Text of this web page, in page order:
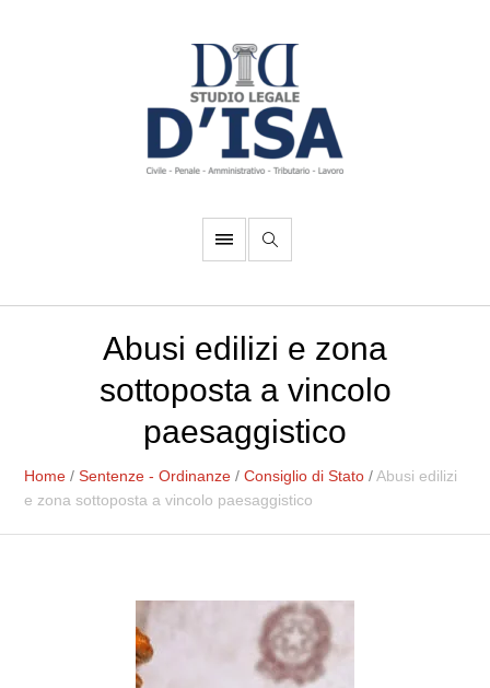
Abusi edilizi e zona
sottoposta a vincolo
paesaggistico
Home /Sentenze - Ordinanze /Consiglio di Stato /Abusi edilizi
e zona sottoposta a vincolo paesaggistico